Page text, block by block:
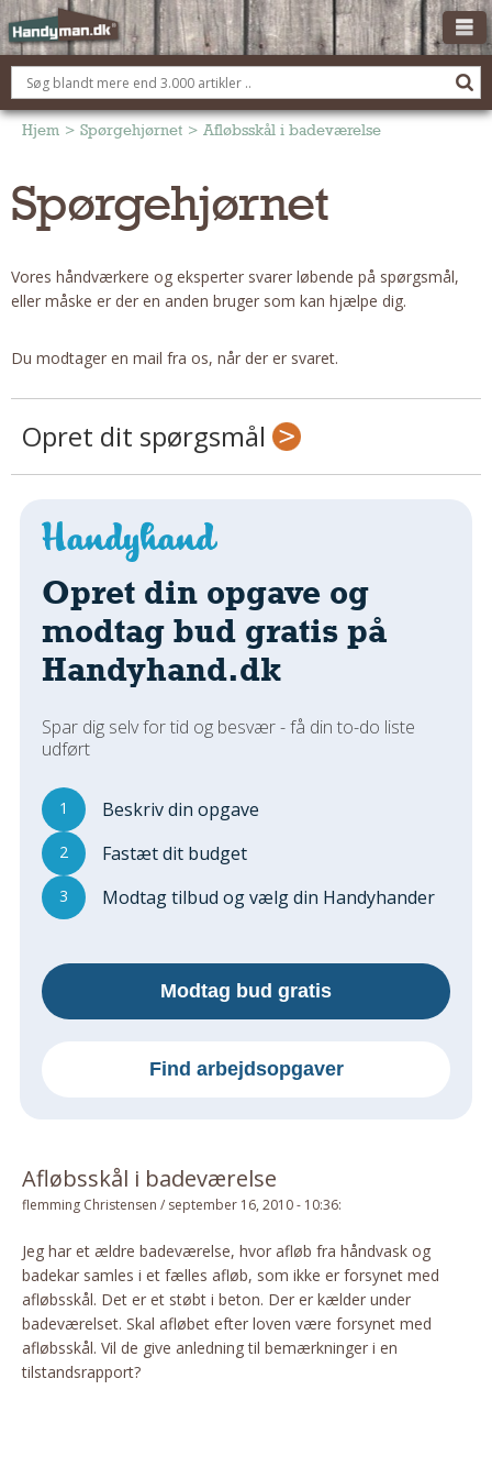
OM HANDYMAN.DK
FÅ 3 TILBUD
BOLIG KØBERÅDGIVNING
Montage Og Nybyg
Reparation Og Vedligehold
Om Materialer
Om Værktøj
Udskiftning Og Montage
Om Materialer
Tips Og Tests
VVS
Montage Og Udskiftning
Reparation Og Vedligehold
Varme Og Energi
Andet
MALER
Indendørs
Udendørs
Kan Det Males?
MURER
Reparationer
Om Materialer
HANDYMAN
Tips Og Tricks
Kemi
Andet
Båd
GARTNER
Beplantning
Hjem > Spørgehjørnet > Afløbsskål i badeværelse
Spørgehjørnet
Vores håndværkere og eksperter svarer løbende på spørgsmål,
eller måske er der en anden bruger som kan hjælpe dig.
Du modtager en mail fra os, når der er svaret.
Opret dit spørgsmål
Opret din opgave og
modtag bud gratis på
Handyhand.dk
Spar dig selv for tid og besvær - få din to-do liste
udført
1 Beskriv din opgave
2 Fastæt dit budget
3 Modtag tilbud og vælg din Handyhander
Modtag bud gratis
Find arbejdsopgaver
Afløbsskål i badeværelse
flemming Christensen / september 16, 2010 - 10:36:
Jeg har et ældre badeværelse, hvor afløb fra håndvask og
badekar samles i et fælles afløb, som ikke er forsynet med
afløbsskål. Det er et støbt i beton. Der er kælder under
badeværelset. Skal afløbet efter loven være forsynet med
afløbsskål. Vil de give anledning til bemærkninger i en
tilstandsrapport?